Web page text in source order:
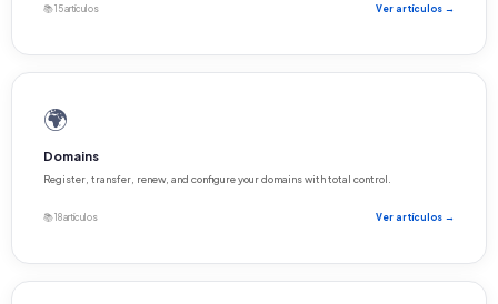
📚 15 artículos Ver artículos →
🌍
Domains
Register, transfer, renew, and configure your domains with total control.
📚 18 artículos Ver artículos →